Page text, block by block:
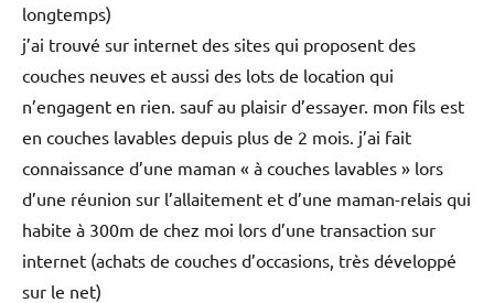
longtemps)
j’ai trouvé sur internet des sites qui proposent des
couches neuves et aussi des lots de location qui
n’engagent en rien. sauf au plaisir d’essayer. mon fils est
en couches lavables depuis plus de 2 mois. j’ai fait
connaissance d’une maman « à couches lavables » lors
d’une réunion sur l’allaitement et d’une maman-relais qui
habite à 300m de chez moi lors d’une transaction sur
internet (achats de couches d’occasions, très développé
sur le net)